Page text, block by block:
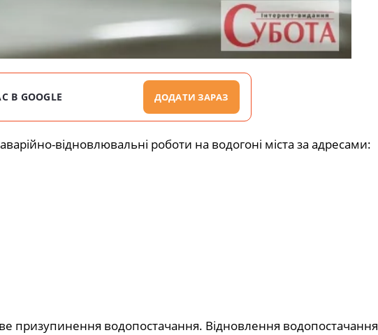
GOOGLE ДОДАТИ ЗАРАЗ
відновлювальні роботи на водогоні міста за адресами:
призупинення водопостачання. Відновлення водопостачання